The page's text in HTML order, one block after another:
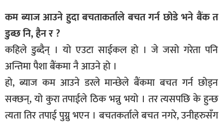
कम ब्याज आउने हुदा बचताकर्ताले बचत गर्न छोडे भने बैंक त
डुब्छ नि, हैन र ?
कहिले डुब्दैन् । यो एउटा साईकल हो । जे जसो गरेता पनि
अन्तिमा पैशा बैंकमा नै आउने हो ।
हो, ब्याज कम आउने डरले मान्छेले बैंकमा बचत गर्न छोड्न
सक्छन्, यो कुरा तपाईले ठिक भन्नु भयो । तर त्यसपछि के हुन्छ
त्यता तिर तपाई पुग्नु भएन । बचतकर्ताले बचत नगरे, उनीहरुसँग